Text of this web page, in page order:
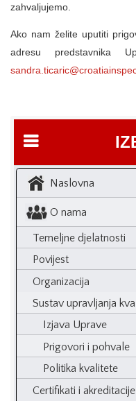
zahvaljujemo.
Ako nam želite uputiti
adresu predstavnika
Naslovna
O nama
Temeljne djelatnosti
Povijest
Organizacija
Sustav upravljanja
Izjava Uprave
Prigovori i pohvale
Politika kvalitete
Certifikati i akreditacije